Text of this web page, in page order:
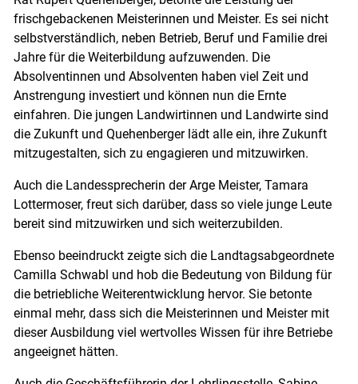
frischgebackenen Meisterinnen und Meister. Es sei nicht
selbstverständlich, neben Betrieb, Beruf und Familie drei
Jahre für die Weiterbildung aufzuwenden. Die
Absolventinnen und Absolventen haben viel Zeit und
Anstrengung investiert und können nun die Ernte
einfahren. Die jungen Landwirtinnen und Landwirte sind
die Zukunft und Quehenberger lädt alle ein, ihre Zukunft
mitzugestalten, sich zu engagieren und mitzuwirken.
Auch die Landessprecherin der Arge Meister, Tamara
Lottermoser, freut sich darüber, dass so viele junge Leute
bereit sind mitzuwirken und sich weiterzubilden.
Ebenso beeindruckt zeigte sich die Landtagsabgeordnete
Camilla Schwabl und hob die Bedeutung von Bildung für
die betriebliche Weiterentwicklung hervor. Sie betonte
einmal mehr, dass sich die Meisterinnen und Meister mit
dieser Ausbildung viel wertvolles Wissen für ihre Betriebe
angeeignet hätten.